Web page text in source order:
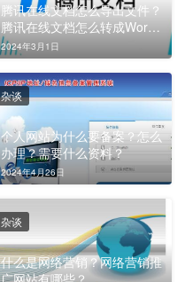
腾讯在线文档怎么导出文件？
腾讯在线文档怎么转成Word
文档？
2024年3月1日
个人网站为什么要备案？怎么
办理？需要什么资料？
2024年4月26日
杂谈
什么是网络营销？网络营销推
广网站有哪些？
杂谈